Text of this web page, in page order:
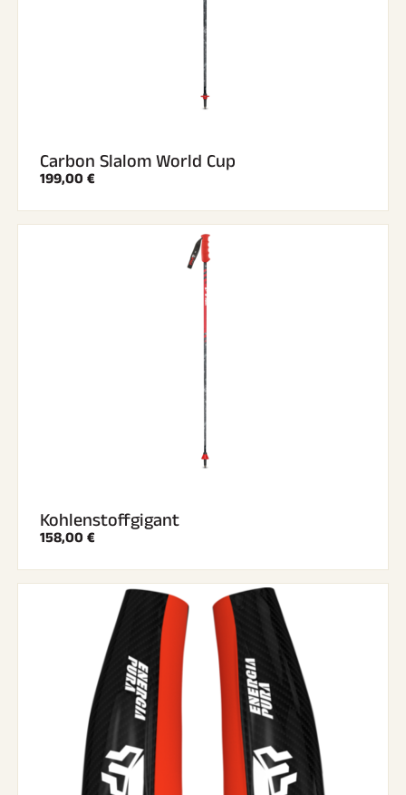
Carbon Slalom World Cup
199,00 €
Kohlenstoffgigant
158,00 €